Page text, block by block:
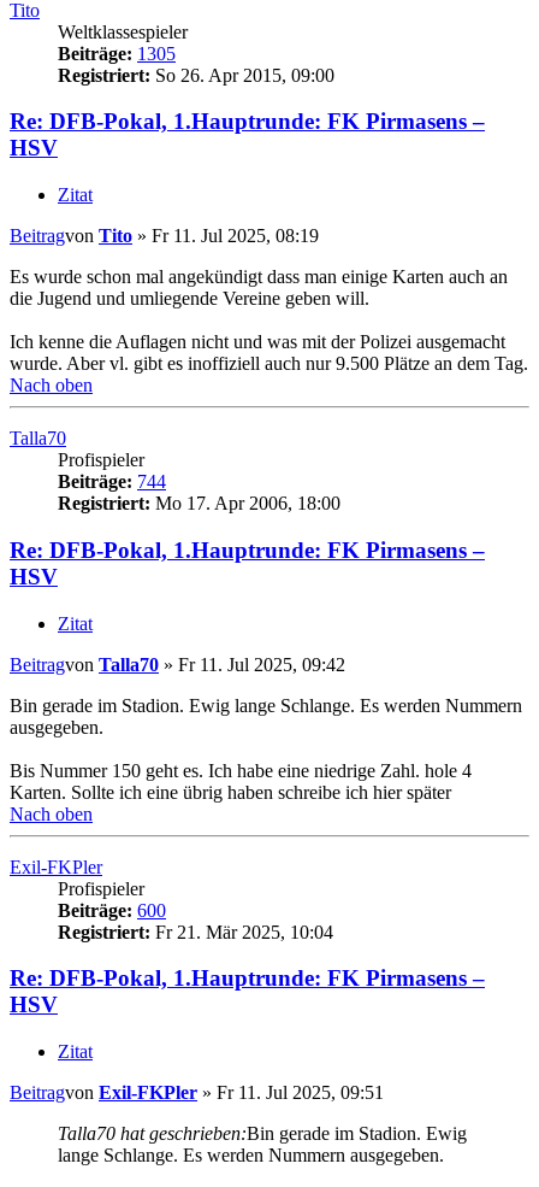
Tito
Weltklassespieler
Beiträge: 1305
Registriert: So 26. Apr 2015, 09:00
Re: DFB-Pokal, 1.Hauptrunde: FK Pirmasens –
HSV
Zitat
Beitragvon Tito » Fr 11. Jul 2025, 08:19
Es wurde schon mal angekündigt dass man einige Karten auch an
die Jugend und umliegende Vereine geben will.
Ich kenne die Auflagen nicht und was mit der Polizei ausgemacht
wurde. Aber vl. gibt es inoffiziell auch nur 9.500 Plätze an dem Tag.
Nach oben
Talla70
Profispieler
Beiträge: 744
Registriert: Mo 17. Apr 2006, 18:00
Re: DFB-Pokal, 1.Hauptrunde: FK Pirmasens –
HSV
Zitat
Beitragvon Talla70 » Fr 11. Jul 2025, 09:42
Bin gerade im Stadion. Ewig lange Schlange. Es werden Nummern
ausgegeben.
Bis Nummer 150 geht es. Ich habe eine niedrige Zahl. hole 4
Karten. Sollte ich eine übrig haben schreibe ich hier später
Nach oben
Exil-FKPler
Profispieler
Beiträge: 600
Registriert: Fr 21. Mär 2025, 10:04
Re: DFB-Pokal, 1.Hauptrunde: FK Pirmasens –
HSV
Zitat
Beitragvon Exil-FKPler » Fr 11. Jul 2025, 09:51
Talla70 hat geschrieben:Bin gerade im Stadion. Ewig
lange Schlange. Es werden Nummern ausgegeben.